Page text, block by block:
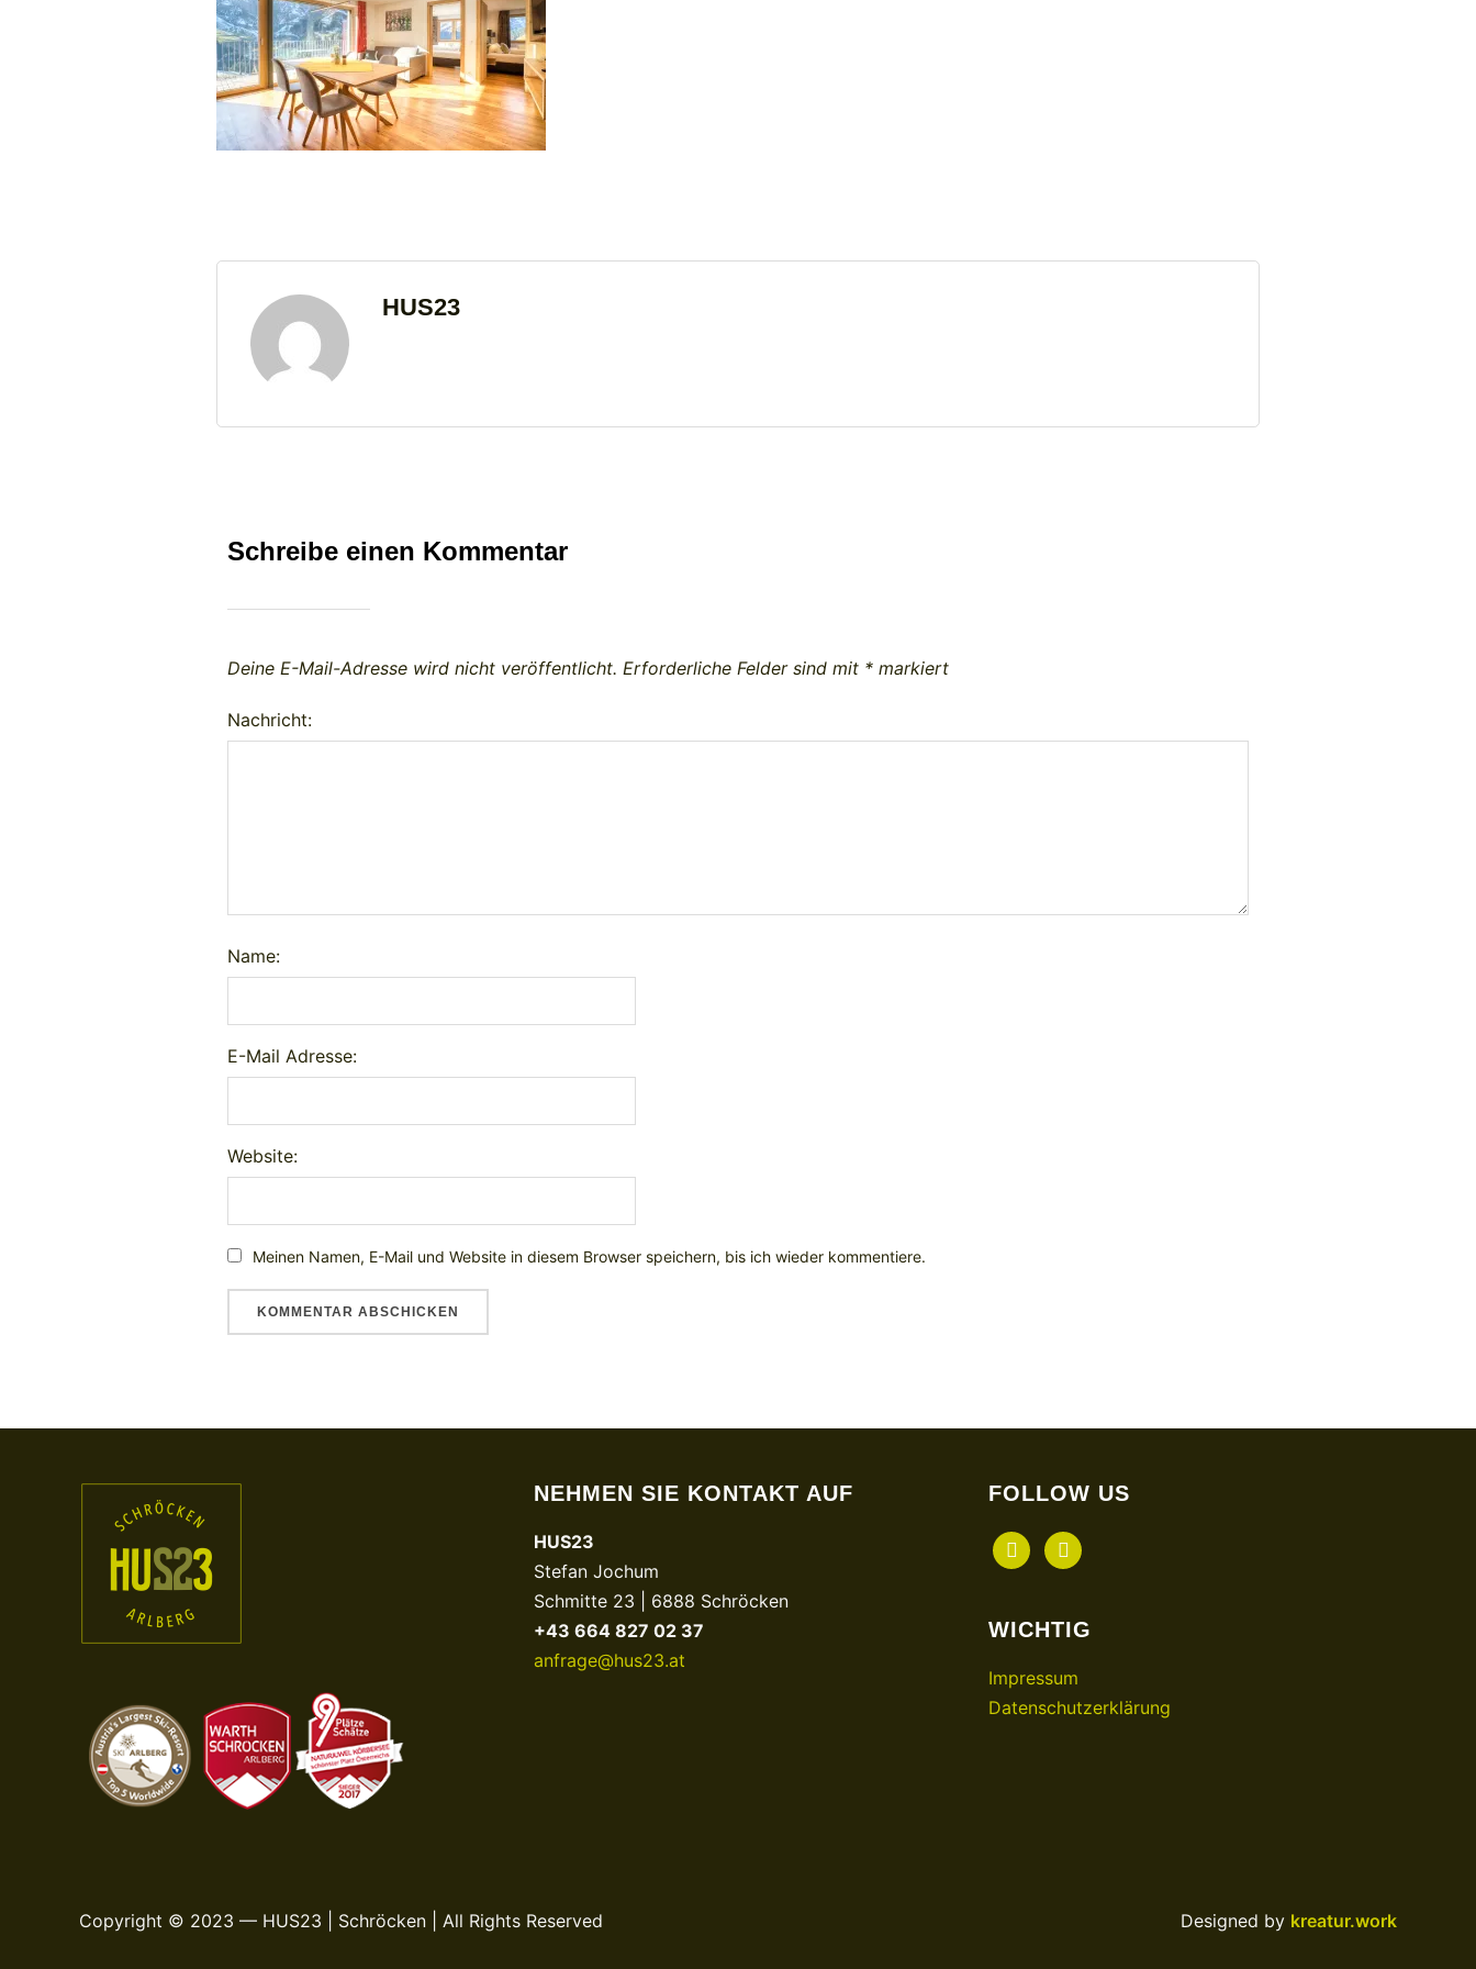
HUS23
Schreibe einen Kommentar
Deine E-Mail-Adresse wird nicht veröffentlicht. Erforderliche Felder sind mit * markiert
Nachricht:
Name:
E-Mail Adresse:
Website:
Meinen Namen, E-Mail und Website in diesem Browser speichern, bis ich wieder kommentiere.
NEHMEN SIE KONTAKT AUF
HUS23
Stefan Jochum
Schmitte 23 | 6888 Schröcken
+43 664 827 02 37
anfrage@hus23.at
FOLLOW US
facebookinstagram
WICHTIG
Impressum
Datenschutzerklärung
Copyright © 2023 — HUS23 | Schröcken | All Rights Reserved Designed by kreatur.work